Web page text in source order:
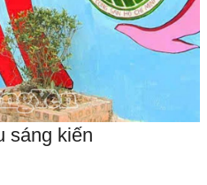
sáng kiến